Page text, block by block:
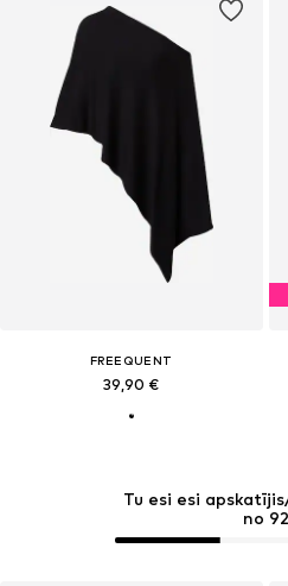
Tu esi esi
no 92
FREEQUENT
39,90 €